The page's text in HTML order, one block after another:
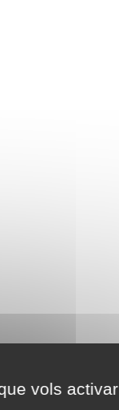
vols activar